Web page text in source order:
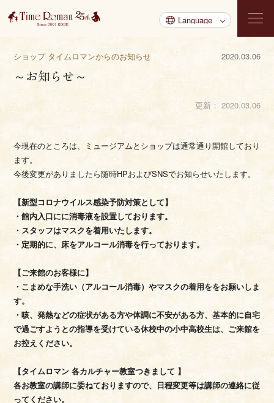
ショップ タイムロマンからのお知らせ 2020.03.06
～お知らせ～
更新： 2020.03.06
今現在のところは、ミュージアムとショップは通常通り開館しており
ます。
今後変更がありましたら随時HPおよびSNSでお知らせいたします。
【新型コロナウイルス感染予防対策として】
・館内入口にに消毒液を設置しております。
・スタッフはマスクを着用いたします。
・定期的に、床をアルコール消毒を行っております。
【ご来館のお客様に】
・こまめな手洗い（アルコール消毒）やマスクの着用ををお願いしま
す。
・咳、発熱などの症状がある方や体調に不安がある方、基本的に自宅
で過ごすようとの指導を受けている休校中の小中高校生は、ご来館を
お控えください。
【タイムロマン 各カルチャー教室つきまして 】
各お教室の講師に委ねておりますので、日程変更等は講師の連絡に従